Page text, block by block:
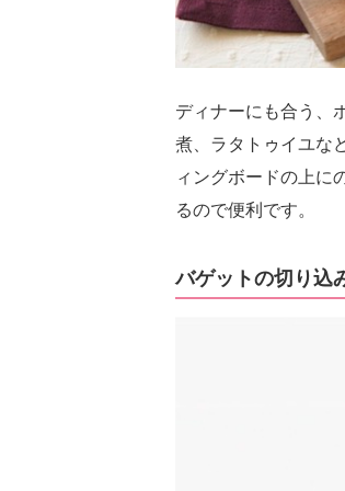
ディナーにも合う、
煮、ラタトゥイユな
ィングボードの上に
るので便利です。
バゲットの切り込